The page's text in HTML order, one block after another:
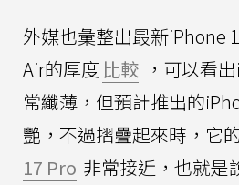
外媒也彙整出最新iPhone
Air的厚度 比較 ，可以看
常纖薄，但預計推出的
艷，不過摺疊起來時，它
17 Pro 非常接近，也就是